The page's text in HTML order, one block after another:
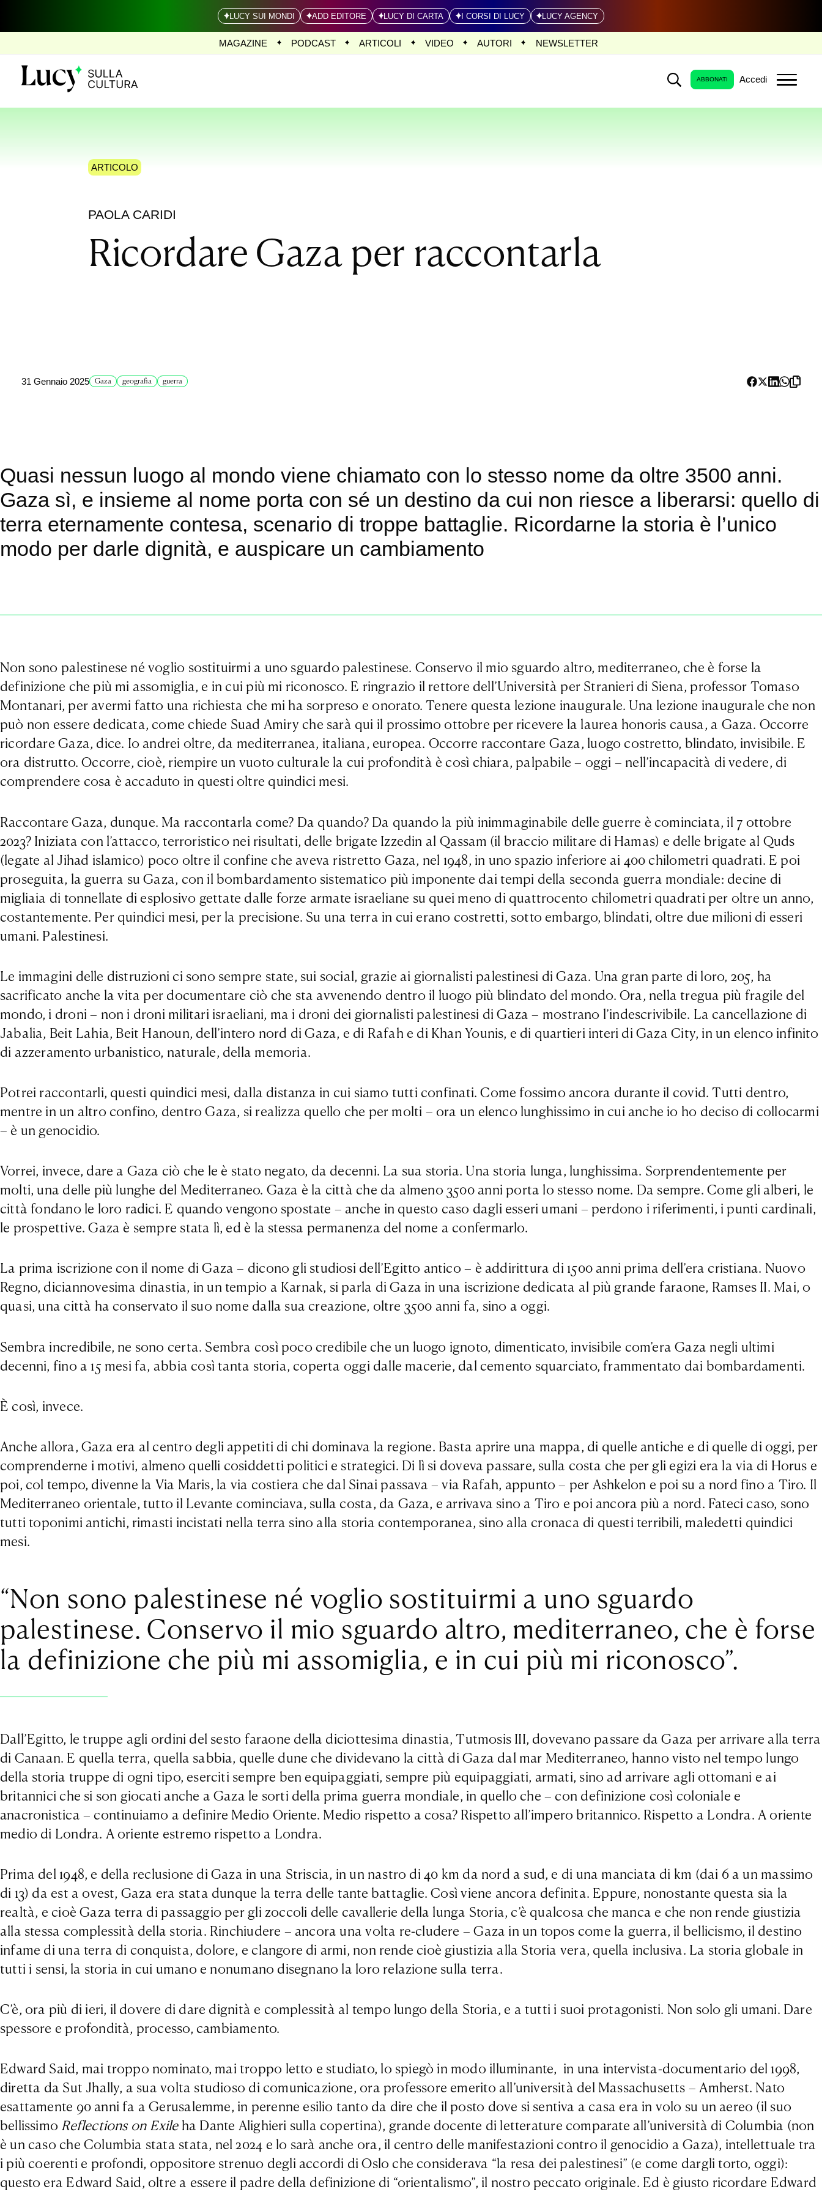
LUCY SUI MONDI ADD EDITORE LUCY DI CARTA I CORSI DI LUCY LUCY AGENCY
MAGAZINE PODCAST ARTICOLI VIDEO AUTORI NEWSLETTER
ABBONATI Accedi
ARTICOLO
PAOLA CARIDI
Ricordare Gaza per raccontarla
31 Gennaio 2025 Gaza geografia guerra
Quasi nessun luogo al mondo viene chiamato con lo stesso nome da oltre 3500 anni.
Gaza sì, e insieme al nome porta con sé un destino da cui non riesce a liberarsi: quello di
terra eternamente contesa, scenario di troppe battaglie. Ricordarne la storia è l’unico
modo per darle dignità, e auspicare un cambiamento
Non sono palestinese né voglio sostituirmi a uno sguardo palestinese. Conservo il mio sguardo altro, mediterraneo, che è forse la
definizione che più mi assomiglia, e in cui più mi riconosco. E ringrazio il rettore dell’Università per Stranieri di Siena, professor Tomaso
Montanari, per avermi fatto una richiesta che mi ha sorpreso e onorato. Tenere questa lezione inaugurale. Una lezione inaugurale che non
può non essere dedicata, come chiede Suad Amiry che sarà qui il prossimo ottobre per ricevere la laurea honoris causa, a Gaza. Occorre
ricordare Gaza, dice. Io andrei oltre, da mediterranea, italiana, europea. Occorre raccontare Gaza, luogo costretto, blindato, invisibile. E
ora distrutto. Occorre, cioè, riempire un vuoto culturale la cui profondità è così chiara, palpabile – oggi – nell’incapacità di vedere, di
comprendere cosa è accaduto in questi oltre quindici mesi.
Raccontare Gaza, dunque. Ma raccontarla come? Da quando? Da quando la più inimmaginabile delle guerre è cominciata, il 7 ottobre
2023? Iniziata con l’attacco, terroristico nei risultati, delle brigate Izzedin al Qassam (il braccio militare di Hamas) e delle brigate al Quds
(legate al Jihad islamico) poco oltre il confine che aveva ristretto Gaza, nel 1948, in uno spazio inferiore ai 400 chilometri quadrati. E poi
proseguita, la guerra su Gaza, con il bombardamento sistematico più imponente dai tempi della seconda guerra mondiale: decine di
migliaia di tonnellate di esplosivo gettate dalle forze armate israeliane su quei meno di quattrocento chilometri quadrati per oltre un anno,
costantemente. Per quindici mesi, per la precisione. Su una terra in cui erano costretti, sotto embargo, blindati, oltre due milioni di esseri
umani. Palestinesi.
Le immagini delle distruzioni ci sono sempre state, sui social, grazie ai giornalisti palestinesi di Gaza. Una gran parte di loro, 205, ha
sacrificato anche la vita per documentare ciò che sta avvenendo dentro il luogo più blindato del mondo. Ora, nella tregua più fragile del
mondo, i droni – non i droni militari israeliani, ma i droni dei giornalisti palestinesi di Gaza – mostrano l’indescrivibile. La cancellazione di
Jabalia, Beit Lahia, Beit Hanoun, dell’intero nord di Gaza, e di Rafah e di Khan Younis, e di quartieri interi di Gaza City, in un elenco infinito
di azzeramento urbanistico, naturale, della memoria.
Potrei raccontarli, questi quindici mesi, dalla distanza in cui siamo tutti confinati. Come fossimo ancora durante il covid. Tutti dentro,
mentre in un altro confino, dentro Gaza, si realizza quello che per molti – ora un elenco lunghissimo in cui anche io ho deciso di collocarmi
– è un genocidio.
Vorrei, invece, dare a Gaza ciò che le è stato negato, da decenni. La sua storia. Una storia lunga, lunghissima. Sorprendentemente per
molti, una delle più lunghe del Mediterraneo. Gaza è la città che da almeno 3500 anni porta lo stesso nome. Da sempre. Come gli alberi, le
città fondano le loro radici. E quando vengono spostate – anche in questo caso dagli esseri umani – perdono i riferimenti, i punti cardinali,
le prospettive. Gaza è sempre stata lì, ed è la stessa permanenza del nome a confermarlo.
La prima iscrizione con il nome di Gaza – dicono gli studiosi dell’Egitto antico – è addirittura di 1500 anni prima dell’era cristiana. Nuovo
Regno, diciannovesima dinastia, in un tempio a Karnak, si parla di Gaza in una iscrizione dedicata al più grande faraone, Ramses II. Mai, o
quasi, una città ha conservato il suo nome dalla sua creazione, oltre 3500 anni fa, sino a oggi.
Sembra incredibile, ne sono certa. Sembra così poco credibile che un luogo ignoto, dimenticato, invisibile com’era Gaza negli ultimi
decenni, fino a 15 mesi fa, abbia così tanta storia, coperta oggi dalle macerie, dal cemento squarciato, frammentato dai bombardamenti.
È così, invece.
Anche allora, Gaza era al centro degli appetiti di chi dominava la regione. Basta aprire una mappa, di quelle antiche e di quelle di oggi, per
comprenderne i motivi, almeno quelli cosiddetti politici e strategici. Di lì si doveva passare, sulla costa che per gli egizi era la via di Horus e
poi, col tempo, divenne la Via Maris, la via costiera che dal Sinai passava – via Rafah, appunto – per Ashkelon e poi su a nord fino a Tiro. Il
Mediterraneo orientale, tutto il Levante cominciava, sulla costa, da Gaza, e arrivava sino a Tiro e poi ancora più a nord. Fateci caso, sono
tutti toponimi antichi, rimasti incistati nella terra sino alla storia contemporanea, sino alla cronaca di questi terribili, maledetti quindici
mesi.
“Non sono palestinese né voglio sostituirmi a uno sguardo
palestinese. Conservo il mio sguardo altro, mediterraneo, che è forse
la definizione che più mi assomiglia, e in cui più mi riconosco”.
Dall’Egitto, le truppe agli ordini del sesto faraone della diciottesima dinastia, Tutmosis III, dovevano passare da Gaza per arrivare alla terra
di Canaan. E quella terra, quella sabbia, quelle dune che dividevano la città di Gaza dal mar Mediterraneo, hanno visto nel tempo lungo
della storia truppe di ogni tipo, eserciti sempre ben equipaggiati, sempre più equipaggiati, armati, sino ad arrivare agli ottomani e ai
britannici che si son giocati anche a Gaza le sorti della prima guerra mondiale, in quello che – con definizione così coloniale e
anacronistica – continuiamo a definire Medio Oriente. Medio rispetto a cosa? Rispetto all’impero britannico. Rispetto a Londra. A oriente
medio di Londra. A oriente estremo rispetto a Londra.
Prima del 1948, e della reclusione di Gaza in una Striscia, in un nastro di 40 km da nord a sud, e di una manciata di km (dai 6 a un massimo
di 13) da est a ovest, Gaza era stata dunque la terra delle tante battaglie. Così viene ancora definita. Eppure, nonostante questa sia la
realtà, e cioè Gaza terra di passaggio per gli zoccoli delle cavallerie della lunga Storia, c’è qualcosa che manca e che non rende giustizia
alla stessa complessità della storia. Rinchiudere – ancora una volta re-cludere – Gaza in un topos come la guerra, il bellicismo, il destino
infame di una terra di conquista, dolore, e clangore di armi, non rende cioè giustizia alla Storia vera, quella inclusiva. La storia globale in
tutti i sensi, la storia in cui umano e nonumano disegnano la loro relazione sulla terra.
C’è, ora più di ieri, il dovere di dare dignità e complessità al tempo lungo della Storia, e a tutti i suoi protagonisti. Non solo gli umani. Dare
spessore e profondità, processo, cambiamento.
Edward Said, mai troppo nominato, mai troppo letto e studiato, lo spiegò in modo illuminante, in una intervista-documentario del 1998,
diretta da Sut Jhally, a sua volta studioso di comunicazione, ora professore emerito all’università del Massachusetts – Amherst. Nato
esattamente 90 anni fa a Gerusalemme, in perenne esilio tanto da dire che il posto dove si sentiva a casa era in volo su un aereo (il suo
bellissimo Reflections on Exileha Dante Alighieri sulla copertina), grande docente di letterature comparate all’università di Columbia (non
è un caso che Columbia stata stata, nel 2024 e lo sarà anche ora, il centro delle manifestazioni contro il genocidio a Gaza), intellettuale tra
i più coerenti e profondi, oppositore strenuo degli accordi di Oslo che considerava “la resa dei palestinesi” (e come dargli torto, oggi):
questo era Edward Said, oltre a essere il padre della definizione di “orientalismo”, il nostro peccato originale. Ed è giusto ricordare Edward